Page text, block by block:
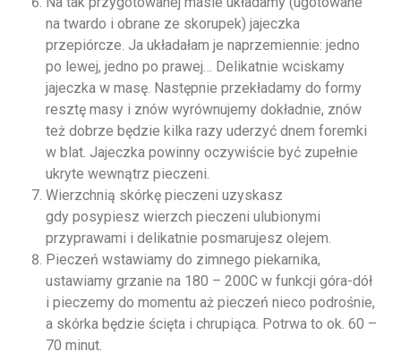
na twardo i obrane ze skorupek) jajeczka
przepiórcze. Ja układałam je naprzemiennie: jedno
po lewej, jedno po prawej… Delikatnie wciskamy
jajeczka w masę. Następnie przekładamy do formy
resztę masy i znów wyrównujemy dokładnie, znów
też dobrze będzie kilka razy uderzyć dnem foremki
w blat. Jajeczka powinny oczywiście być zupełnie
ukryte wewnątrz pieczeni.
Wierzchnią skórkę pieczeni uzyskasz
gdy posypiesz wierzch pieczeni ulubionymi
przyprawami i delikatnie posmarujesz olejem.
Pieczeń wstawiamy do zimnego piekarnika,
ustawiamy grzanie na 180 – 200C w funkcji góra-dół
i pieczemy do momentu aż pieczeń nieco podrośnie,
a skórka będzie ścięta i chrupiąca. Potrwa to ok. 60 –
70 minut.